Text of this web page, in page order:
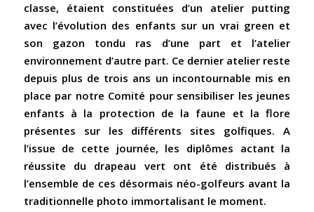
classe, étaient constituées d’un atelier putting
avec l’évolution des enfants sur un vrai green et
son gazon tondu ras d’une part et l’atelier
environnement d’autre part. Ce dernier atelier reste
depuis plus de trois ans un incontournable mis en
place par notre Comité pour sensibiliser les jeunes
enfants à la protection de la faune et la flore
présentes sur les différents sites golfiques. A
l’issue de cette journée, les diplômes actant la
réussite du drapeau vert ont été distribués à
l’ensemble de ces désormais néo-golfeurs avant la
traditionnelle photo immortalisant le moment.